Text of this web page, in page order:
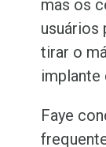
mas os
usuários
tirar o
implante
Faye